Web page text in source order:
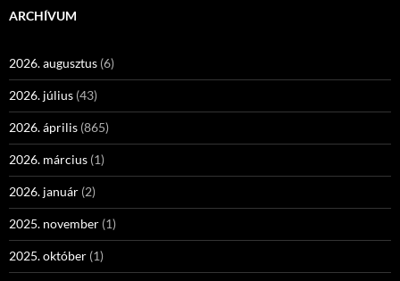
ARCHÍVUM
2026. augusztus (6)
2026. július (43)
2026. április (865)
2026. március (1)
2026. január (2)
2025. november (1)
2025. október (1)